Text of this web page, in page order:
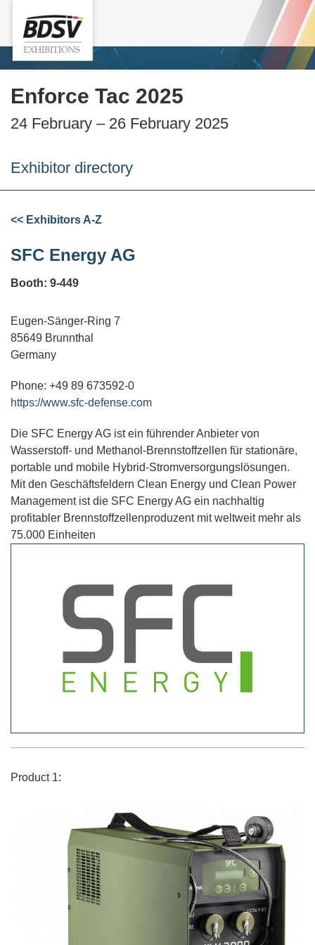
Enforce Tac 2025
24 February – 26 February 2025
Exhibitor directory
<< Exhibitors A-Z
SFC Energy AG
Booth: 9-449
Eugen-Sänger-Ring 7
85649 Brunnthal
Germany
Phone: +49 89 673592-0
https://www.sfc-defense.com
Die SFC Energy AG ist ein führender Anbieter von
Wasserstoff- und Methanol-Brennstoff­zellen für stationäre,
portable und mobile Hybrid-Strom­versorgungslösungen.
Mit den Geschäftsfeldern Clean Energy und Clean Power
Management ist die SFC Energy AG ein nachhaltig
profitabler Brennstoff­zellenproduzent mit weltweit mehr als
75.000 Einheiten
Product 1: